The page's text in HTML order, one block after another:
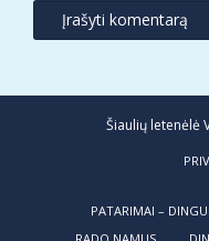
Šiaulių letenėlė
PATARIMAI –